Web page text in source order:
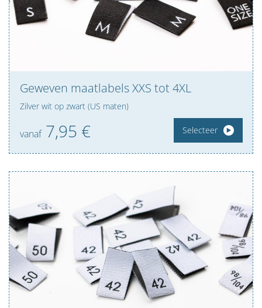
Geweven maatlabels XXS tot 4XL
Zilver wit op zwart (US maten)
vanaf 7,95 € Selecteer